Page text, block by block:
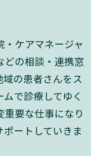
ケアマネージャ
どの相談・連携窓
の患者さんをス
で診療してゆく
要な仕事になり
ートしていきま